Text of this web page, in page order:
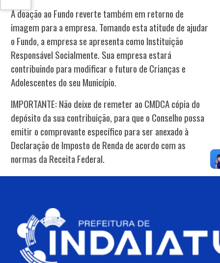
A doação ao Fundo reverte também em retorno de
imagem para a empresa. Tomando esta atitude de ajudar
o Fundo, a empresa se apresenta como Instituição
Responsável Socialmente. Sua empresa estará
contribuindo para modificar o futuro de Crianças e
Adolescentes do seu Município.
IMPORTANTE: Não deixe de remeter ao CMDCA cópia do
depósito da sua contribuição, para que o Conselho possa
emitir o comprovante específico para ser anexado à
Declaração de Imposto de Renda de acordo com as
normas da Receita Federal.